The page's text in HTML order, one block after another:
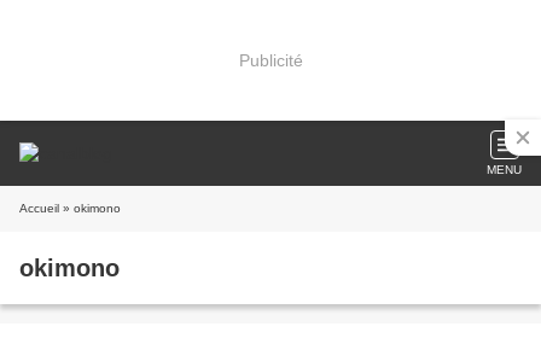
Publicité
MENU
Accueil » okimono
okimono